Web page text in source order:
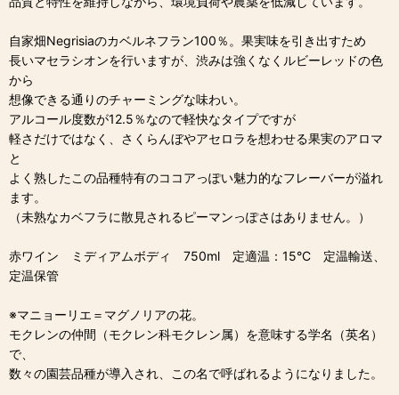
自家畑Negrisiaのカベルネフラン100％。果実味を引き出すため
長いマセラシオンを行いますが、渋みは強くなくルビーレッドの色
から
想像できる通りのチャーミングな味わい。
アルコール度数が12.5％なので軽快なタイプですが
軽さだけではなく、さくらんぼやアセロラを想わせる果実のアロマ
と
よく熟したこの品種特有のココアっぽい魅力的なフレーバーが溢れ
ます。
（未熟なカベフラに散見されるピーマンっぽさはありません。）
赤ワイン ミディアムボディ 750ml 定適温：15°C 定温輸送、
定温保管
※マニョーリエ＝マグノリアの花。
モクレンの仲間（モクレン科モクレン属）を意味する学名（英名）
で、
数々の園芸品種が導入され、この名で呼ばれるようになりました。